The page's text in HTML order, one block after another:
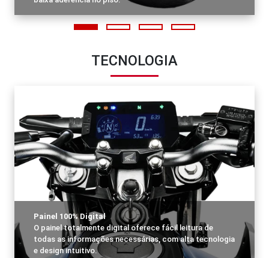
TECNOLOGIA
Painel 100% Digital
O painel totalmente digital oferece fácil leitura de
todas as informações necessárias, com alta tecnologia
e design intuitivo.